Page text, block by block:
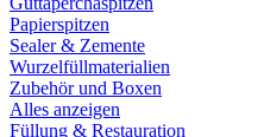
Papierspitzen
Sealer & Zemente
Wurzelfüllmaterialien
Zubehör und Boxen
Alles anzeigen
Füllung & Restauration